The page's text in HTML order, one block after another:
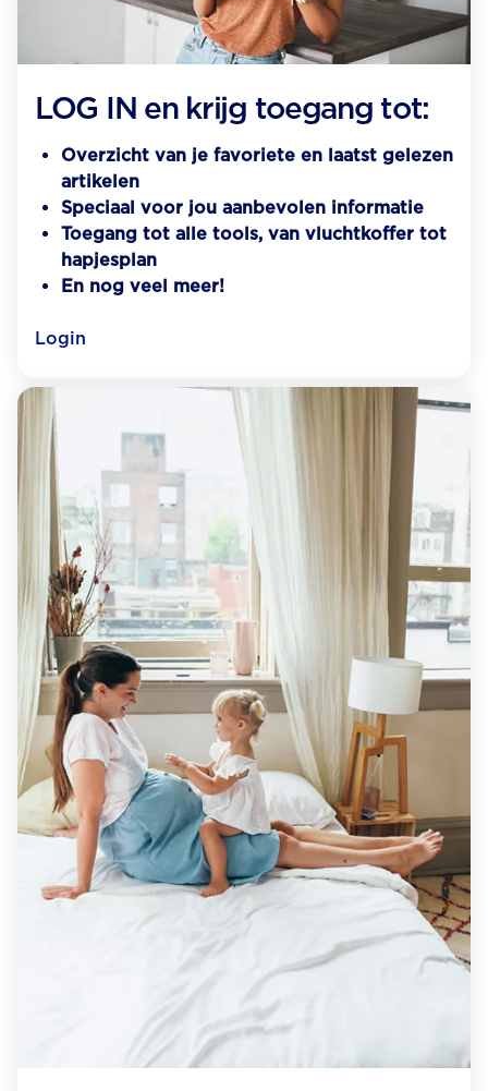
LOG IN en krijg toegang tot:
Overzicht van je favoriete en laatst gelezen
artikelen
Speciaal voor jou aanbevolen informatie
Toegang tot alle tools, van vluchtkoffer tot
hapjesplan
En nog veel meer!
Login